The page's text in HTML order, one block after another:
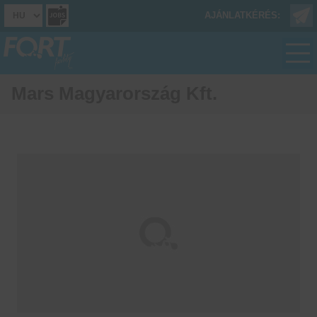
AJÁNLATKÉRÉS: